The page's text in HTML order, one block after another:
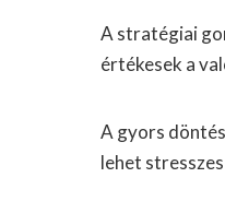
A stratégiai
értékesek a
A gyors
lehet